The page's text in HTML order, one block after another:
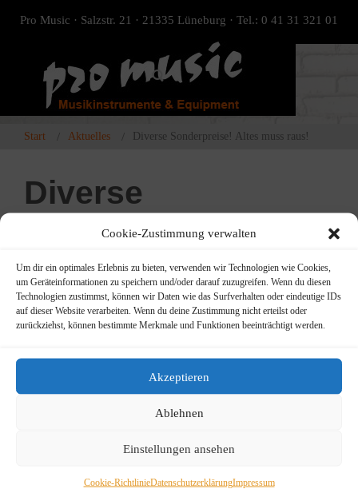
Cookie-Zustimmung verwalten
Um dir ein optimales Erlebnis zu bieten, verwenden wir Technologien wie Cookies,
um Geräteinformationen zu speichern und/oder darauf zuzugreifen. Wenn du diesen
Technologien zustimmst, können wir Daten wie das Surfverhalten oder eindeutige IDs
auf dieser Website verarbeiten. Wenn du deine Zustimmung nicht erteilst oder
zurückziehst, können bestimmte Merkmale und Funktionen beeinträchtigt werden.
Akzeptieren
Ablehnen
Einstellungen ansehen
Cookie-RichtlinieDatenschutzerklärungImpressum
Pro Music · Salzstr. 21 · 21335 Lüneburg · Tel.: 0 41 31 321 01
Start Aktuelles Diverse Sonderpreise! Altes muss raus!
Diverse
Sonderpreise! Altes
muss raus!
Instrumente und Zubehör aus allen Bereichen
… Blas-
Betriebsferien – GESCHLOSSEN:
Sa.27.6.-Mo.29,6.